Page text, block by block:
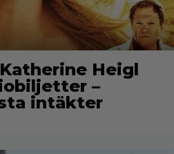
Heigl
–
intäkter